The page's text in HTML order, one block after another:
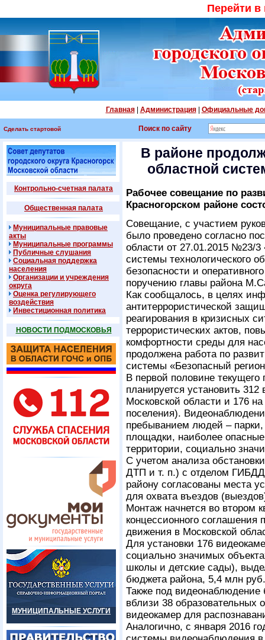
Перейти
Главная| Администрация| Официальные
Сделать стартовой Поиск по сайту
Контрольно-счетная палата
Общественная палата
Муниципальные правовые
акты
Муниципальные программы
Публичные слушания
Социальная поддержка
населения
Организации и учреждения
округа
Оценка регулирующего
воздействия
Инвестиционная политика
НОВОСТИ ПОДМОСКОВЬЯ
МУНИЦИПАЛЬНЫЕ УСЛУГИ
В районе
областной
Рабочее совещание по
Красногорском районе
Совещание, с участием
было проведено согласно
области от 27.01.2015 №23/3
системы технологического
безопасности и
поручению главы района
Как сообщалось, в целях
антитеррористической
реагирования в кризисных
террористических актов,
комфортности среды для
продолжена работа по
системы «Безопасный
В первой половине текущего
планируется установить
Московской области и 176
поселения).
пребыванием людей –
площадки, наиболее
территории, социально
С учетом анализа
ДТП и т. п.) с отделом
району согласованы места
для охвата въездов
Монтаж начнется во втором
концессионного соглашения
движения в Московской
Для установки 176
социально значимых
школы и детские сады),
бюджета района, 5,4 млн
Также под
вблизи 38 образовательных
видеокамер для
Аналогично, с января 2016